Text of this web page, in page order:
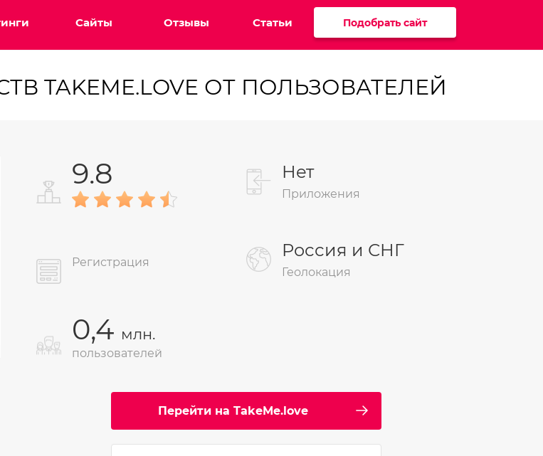
Сайты Отзывы Статьи Подобрать сайт
TAKEME.LOVE ОТ ПОЛЬЗОВАТЕЛЕЙ
9.8 Нет
Приложения
Регистрация
Россия и СНГ
Геолокация
0,4 млн.
пользователей
Перейти на TakeMe.love